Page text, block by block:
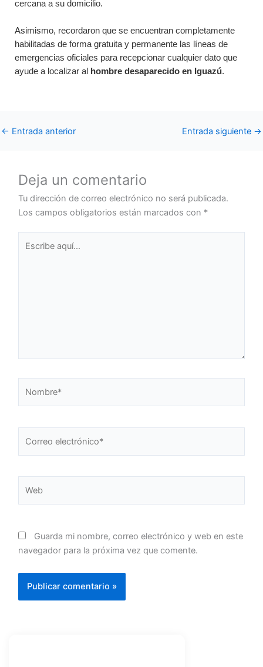
cercana a su domicilio.
Asimismo, recordaron que se encuentran completamente
habilitadas de forma gratuita y permanente las líneas de
emergencias oficiales para recepcionar cualquier dato que
ayude a localizar al hombre desaparecido en Iguazú.
← Entrada anterior Entrada siguiente →
Deja un comentario
Tu dirección de correo electrónico no será publicada.
Los campos obligatorios están marcados con *
electrónico*
Guarda mi nombre, correo electrónico y web en este
navegador para la próxima vez que comente.